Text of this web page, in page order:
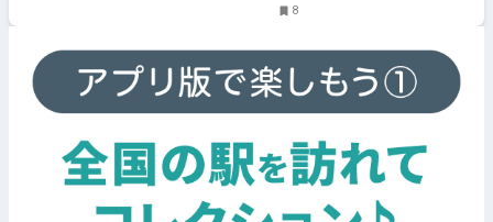
8